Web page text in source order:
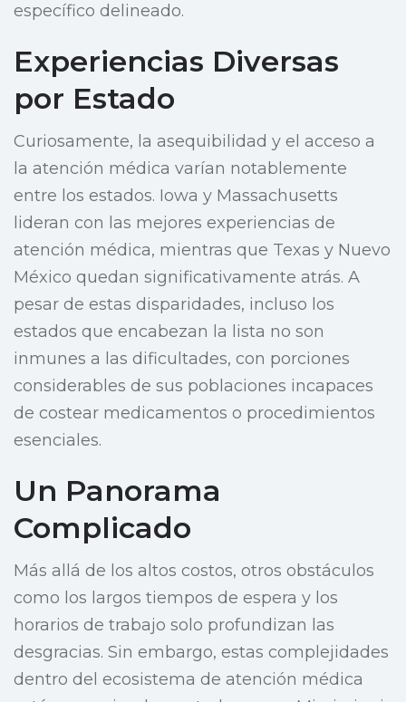
específico delineado.
Experiencias Diversas
por Estado
Curiosamente, la asequibilidad y el acceso a
la atención médica varían notablemente
entre los estados. Iowa y Massachusetts
lideran con las mejores experiencias de
atención médica, mientras que Texas y Nuevo
México quedan significativamente atrás. A
pesar de estas disparidades, incluso los
estados que encabezan la lista no son
inmunes a las dificultades, con porciones
considerables de sus poblaciones incapaces
de costear medicamentos o procedimientos
esenciales.
Un Panorama
Complicado
Más allá de los altos costos, otros obstáculos
como los largos tiempos de espera y los
horarios de trabajo solo profundizan las
desgracias. Sin embargo, estas complejidades
dentro del ecosistema de atención médica